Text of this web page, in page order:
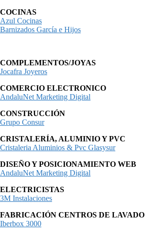
COCINAS
Azul Cocinas
Barnizados García e Hijos
COMPLEMENTOS/JOYAS
Jocafra Joyeros
COMERCIO ELECTRONICO
AndaluNet Marketing Digital
CONSTRUCCIÓN
Grupo Consur
CRISTALERÍA, ALUMINIO Y PVC
Cristaleria Aluminios & Pvc Glasysur
DISEÑO Y POSICIONAMIENTO WEB
AndaluNet Marketing Digital
ELECTRICISTAS
3M Instalaciones
FABRICACIÓN CENTROS DE LAVADO
Iberbox 3000